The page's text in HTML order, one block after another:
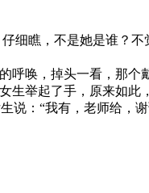
细瞧，不是她是谁？不
呼唤，掉头一看，那
举起了手，原来如此
说：“我有，老师给，谢